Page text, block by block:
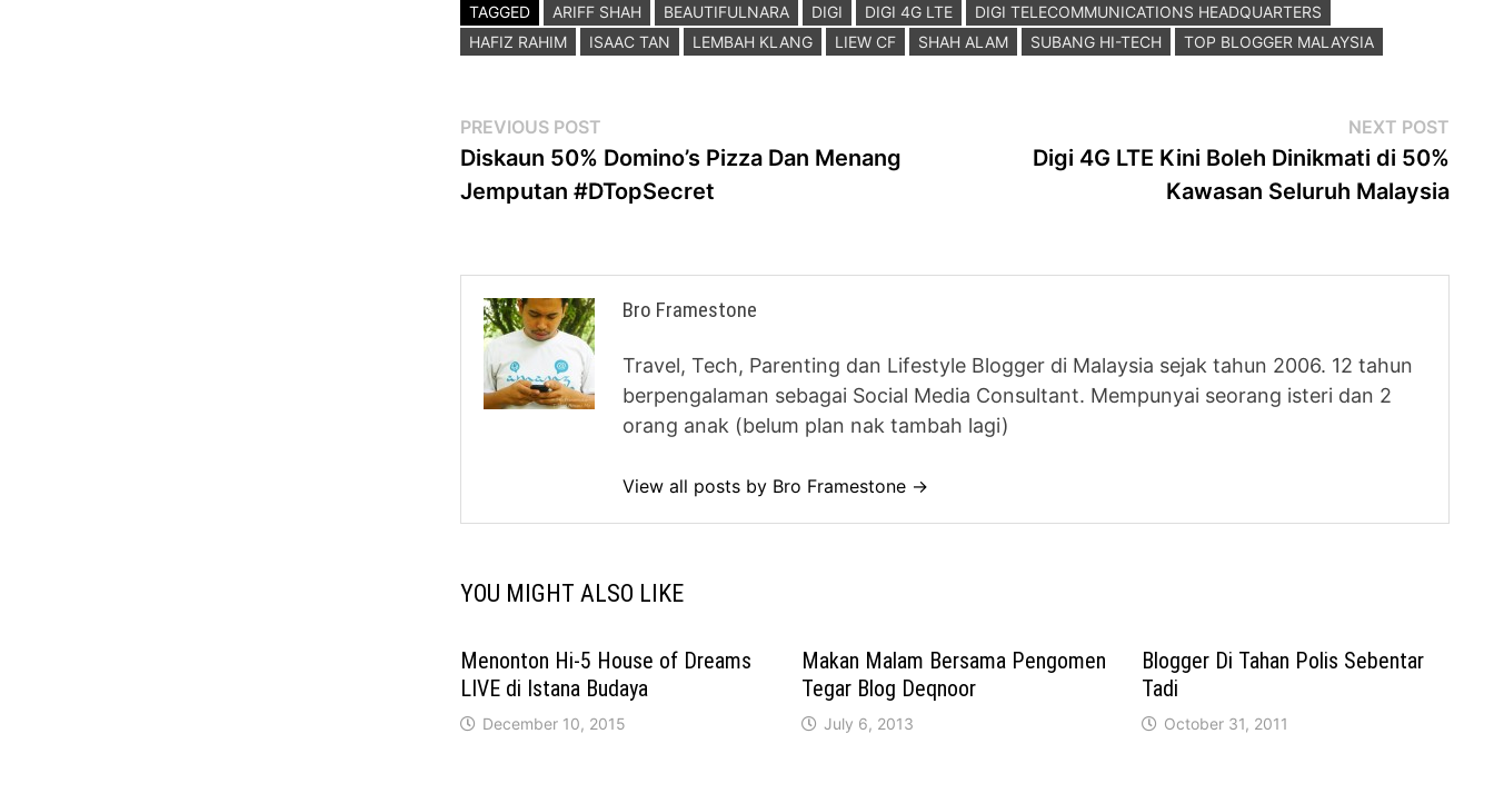
TAGGED ARIFF SHAH BEAUTIFULNARA DIGI DIGI 4G LTE
DIGI TELECOMMUNICATIONS HEADQUARTERS
HAFIZ RAHIM
ISAAC TAN LEMBAH KLANG LIEW CF SHAH ALAM SUBANG HI-TECH TOP BLOGGER MALAYSIA
Post
navigation
PREVIOUS POST
post:
Diskaun 50% Domino’s Pizza Dan Menang
Jemputan #DTopSecret
NEXT POSTNext
Digi 4G LTE Kini Boleh Dinikmati di 50%
Kawasan Seluruh Malaysia
Bro Framestone
Travel, Tech, Parenting dan Lifestyle Blogger di Malaysia sejak tahun 2006. 12 tahun
berpengalaman sebagai Social Media Consultant. Mempunyai seorang isteri dan 2
orang anak (belum plan nak tambah lagi)
View all posts by Bro Framestone →
YOU MIGHT ALSO LIKE
Menonton Hi-5 House of Dreams
LIVE di Istana Budaya
December 10, 2015
Makan Malam Bersama Pengomen
Tegar Blog Deqnoor
July 6, 2013
Blogger Di Tahan Polis Sebentar
Tadi
October 31, 2011